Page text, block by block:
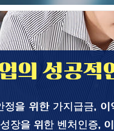
의 성공적
정을 위한 가지급금,
장을 위한 벤처인증,